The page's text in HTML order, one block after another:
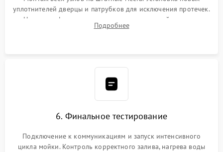
уплотнителей дверцы и патрубков для исключения протечек.
Надежная фиксация хомутов гидравлической системы,
сборка корпуса и установка датчика поплавка.
Подробнее
6. Финальное тестирование
Подключение к коммуникациям и запуск интенсивного
цикла мойки. Контроль корректного залива, нагрева воды